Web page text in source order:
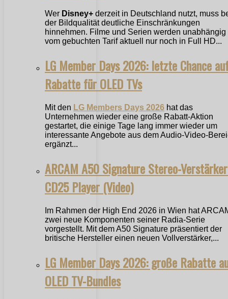
Wer Disney+ derzeit in Deutschland nutzt, muss
der Bildqualität deutliche Einschränkungen
hinnehmen. Filme und Serien werden unabhängig
vom gebuchten Tarif aktuell nur noch in Full HD...
LG Member Days 2026: letzte Chance
Rabatte für OLED TVs
Mit den LG Members Days 2026 hat das
Unternehmen wieder eine große Rabatt-Aktion
gestartet, die einige Tage lang immer wieder um
interessante Angebote aus dem Audio-Video-
ergänzt...
ARCAM A50 Signature Stereo-
CD25 Player (Video)
Im Rahmen der High End 2026 in Wien hat
zwei neue Komponenten seiner Radia-Serie
vorgestellt. Mit dem A50 Signature präsentiert der
britische Hersteller einen neuen Vollverstärker,...
LG Member Days 2026: große Rabatte
OLED TV-Bundles